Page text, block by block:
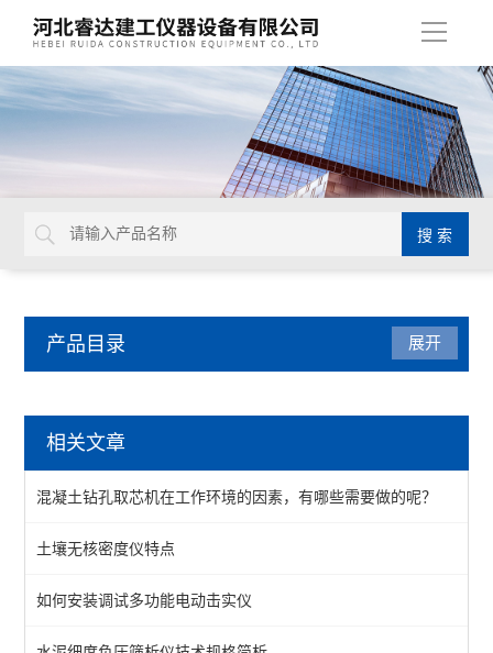
导
产品目录
混凝土板试验机
石家庄建筑试验仪器
恒温恒湿环境试验箱
耐碱网格布试验箱
展开
相关文章
混凝土钻孔取芯机在工作环境的因素，有哪些需要做的呢？
土壤无核密度仪特点
如何安装调试多功能电动击实仪